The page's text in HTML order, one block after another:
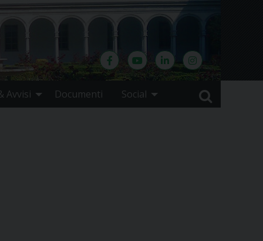
Avvisi Documenti Social